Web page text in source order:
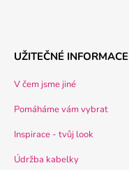
UŽITEČNÉ INFORMACE
V čem jsme jiné
Pomáháme vám vybrat
Inspirace - tvůj look
Údržba kabelky